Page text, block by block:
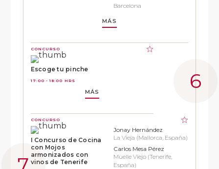
Barcelona
MÁS
CONCURSO
Escoge tu pinche
17:00 - 18:00 HRS
MÁS
CONCURSO
I Concurso de Cocina
con Mojos
armonizados con
vinos de Tenerife
Jonay Hernández
La Vieja (Mallorca, España)
Carlos Mesa Pérez
Muelle Viejo (Tenerife,
España)